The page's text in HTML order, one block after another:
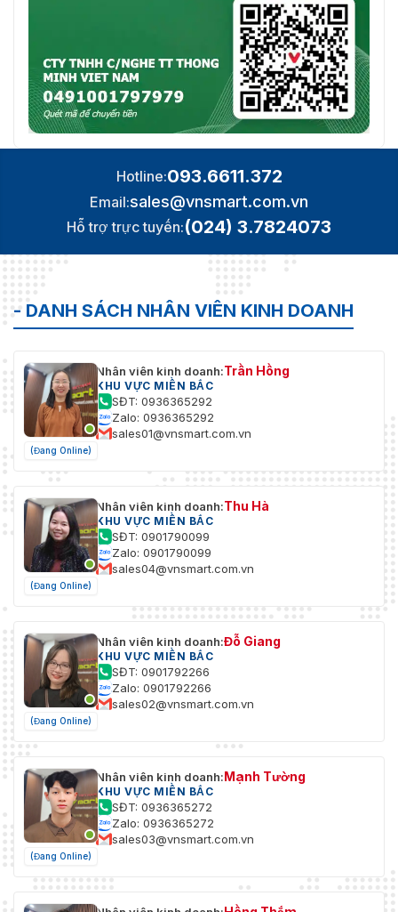
Hotline:093.6611.372
Email:sales@vnsmart.com.vn
Hỗ trợ trực tuyến:(024) 3.7824073
- DANH SÁCH NHÂN VIÊN KINH DOANH
(Đang Online)
Nhân viên kinh doanh:Trần Hồng
KHU VỰC MIỀN BẮC
SĐT: 0936365292
Zalo: 0936365292
sales01@vnsmart.com.vn
(Đang Online)
Nhân viên kinh doanh:Thu Hà
KHU VỰC MIỀN BẮC
SĐT: 0901790099
Zalo: 0901790099
sales04@vnsmart.com.vn
(Đang Online)
Nhân viên kinh doanh:Đỗ Giang
KHU VỰC MIỀN BẮC
SĐT: 0901792266
Zalo: 0901792266
sales02@vnsmart.com.vn
(Đang Online)
Nhân viên kinh doanh:Mạnh Tường
KHU VỰC MIỀN BẮC
SĐT: 0936365272
Zalo: 0936365272
sales03@vnsmart.com.vn